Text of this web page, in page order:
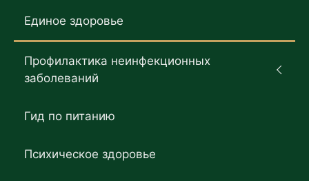
Единое здоровье
Профилактика неинфекционных
заболеваний
Гид по питанию
Психическое здоровье